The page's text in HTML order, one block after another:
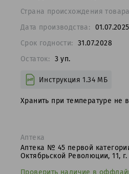
Страна происхождения
Дата производства: 01.07.2025
Срок годности: 31.07.2028
Остаток: 3 уп.
Инструкция1.34 МБ
Хранить при температуре не
Аптека
Аптека № 45 первой
Октябрьской Революции, 11,
Проверить наличие в